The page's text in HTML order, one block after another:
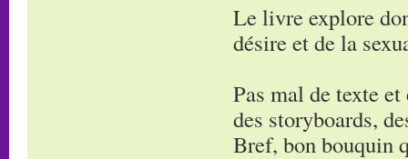
Le livre explore
désire et de la
Pas mal de texte
des storyboards,
Bref, bon bouquin